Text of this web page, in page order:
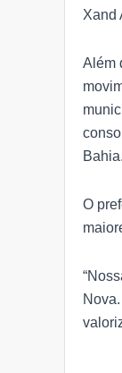
Xand
Além
Bahia.
O